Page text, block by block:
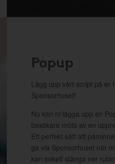
Popup
Lägg upp vårt script på er
Sponsorhuset!
Nu kan ni lägga upp en
besökare möts av en
Ett perfekt sätt att
gå via Sponsorhuset när
kan enkelt stänga ner